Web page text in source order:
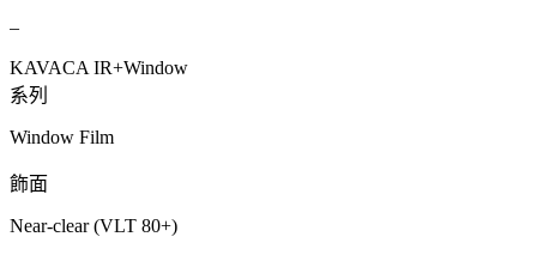
–
KAVACA IR+Window
系列
Window Film
飾面
Near-clear (VLT 80+)